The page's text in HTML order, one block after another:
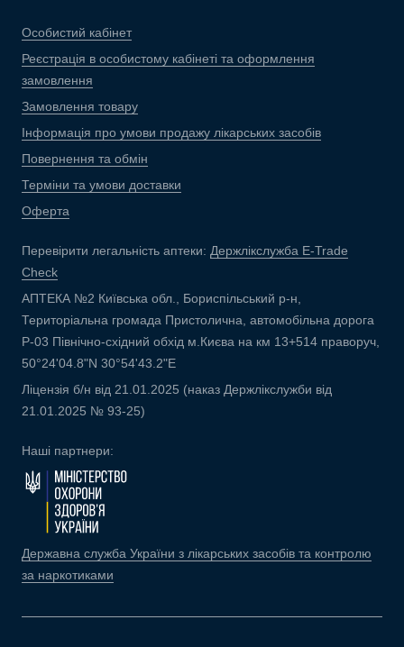
Особистий кабінет
Реєстрація в особистому кабінеті та оформлення
замовлення
Замовлення товару
Інформація про умови продажу лікарських засобів
Повернення та обмін
Терміни та умови доставки
Оферта
Перевірити легальність аптеки: Держлікслужба E-Trade
Check
АПТЕКА №2 Київська обл., Бориспільський р-н,
Територіальна громада Пристолична, автомобільна дорога
Р-03 Північно-східний обхід м.Києва на км 13+514 праворуч,
50°24'04.8"N 30°54'43.2"E
Ліцензія б/н від 21.01.2025 (наказ Держлікслужби від
21.01.2025 № 93-25)
Наші партнери:
Державна служба України з лікарських засобів та контролю
за наркотиками